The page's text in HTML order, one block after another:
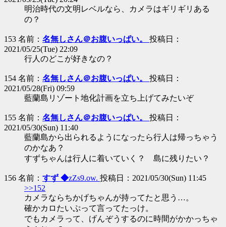
明治時代の文明レベルなら、カメラはギリギリある
の？
153 名前： 名無しさん＠お腹いっぱい。 投稿日：
2021/05/25(Tue) 22:09
行人のどこが好きなの？
154 名前： 名無しさん＠お腹いっぱい。 投稿日：
2021/05/28(Fri) 09:59
藍蘭島リゾート地化計画を立ち上げてみたいぞ
155 名前： 名無しさん＠お腹いっぱい。 投稿日：
2021/05/30(Sun) 11:40
藍蘭島から出られるようになったら行人は帰っちゃう
のかなあ？
すずちゃんは行人に着いていく？ 島に残りたい？
156 名前： すず ◆zZs9.ow. 投稿日：2021/05/30(Sun) 11:45
>>152
カメラならちかげちゃんが持ってたと思う…。
確かカロたいぷって言ってたっけ。
でもカメラって、げんぞうするのに時間がかかっちゃ